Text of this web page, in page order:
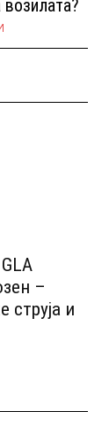
–
струја и